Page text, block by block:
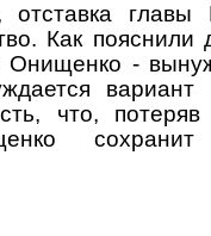
главы
Как пояснили
Онищенко -
вариант
что,